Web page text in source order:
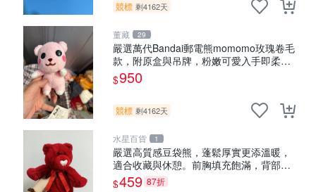
競標 剩4162天
董藏 29
嚴選萬代Bandai郵電熊momomo玫瑰卷毛
款，附原盒與吊牌，粉嫩可愛入手即柔軟
～ 玫瑰卷毛 郵電熊 正品
$950
競標 剩4162天
水星百貨 1
嚴選高質感豆袋熊，蓬鬆厚實更添溫暖，
適合收藏與休憩。前胸填充飽滿，背部亦
具優雅設計。 豆袋熊 保暖 溫柔 蓬松
$459 87折